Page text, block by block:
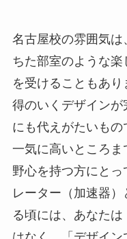
名古屋校の雰囲気
ちた部室のような
を受けることもあ
得のいくデザイン
にも代えがたいもの
一気に高いところ
野心を持つ方にと
レーター（加速器）
る頃には、あなた